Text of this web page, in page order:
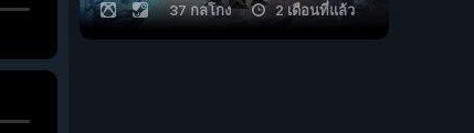
37 กลโกง 2 เดือนที่แล้ว